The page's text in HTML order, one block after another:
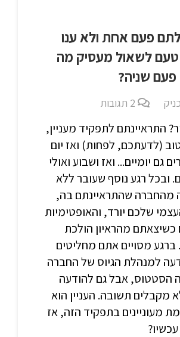
פעם אחת ולא ענו
לשאול מעסיק מה
שניה?
2 תגובות
התראיינתם לתפקיד מעניין,
(לדעתכם, לפחות) ואז יום
גם יומיים... ואז ושבוע ואולי
ובכל רגע נוסף שעובר ללא
מהחברה שהתראיינתם בה,
שלכם יורד, והאופטימיות
מהראיון הולכת
ברגע מסויים אתם מחליטים
למנהלת הגיוס של החברה
הסטטוס, אבל גם להודעה
מקבלים תשובה. העניין הוא
מעוניינים בתפקיד הזה, אז